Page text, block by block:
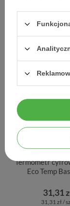
546,63
546,63 zł /
Termometr
Eco Temp
31,31
31,31 zł /